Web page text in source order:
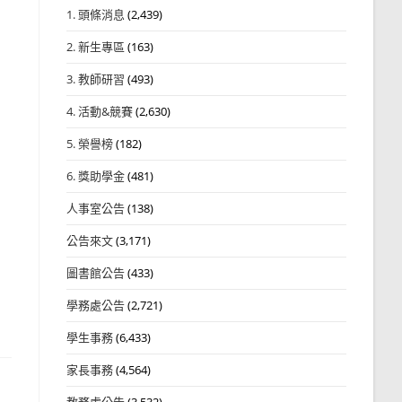
1. 頭條消息 (2,439)
2. 新生專區 (163)
3. 教師研習 (493)
4. 活動&競賽(2,630)
5. 榮譽榜(182)
6. 獎助學金(481)
人事室公告(138)
公告來文(3,171)
圖書館公告(433)
學務處公告(2,721)
學生事務(6,433)
家長事務(4,564)